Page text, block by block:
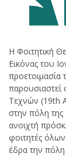
Η Φοιτητική
Εικόνας του
προετοιμασία
παρουσιαστεί
Τεχνών (19th
στην πόλη της
ανοιχτή
φοιτητές
έδρα την πόλη